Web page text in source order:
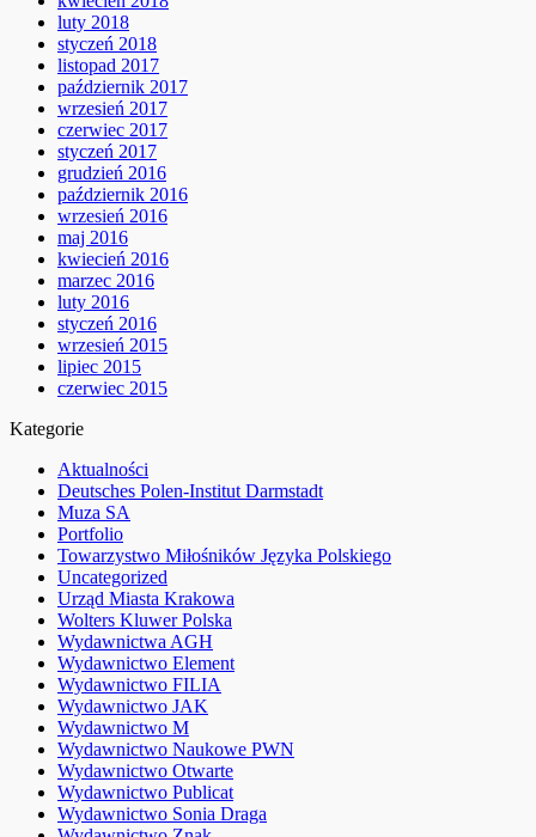
luty 2018
styczeń 2018
listopad 2017
październik 2017
wrzesień 2017
czerwiec 2017
styczeń 2017
grudzień 2016
październik 2016
wrzesień 2016
maj 2016
kwiecień 2016
marzec 2016
luty 2016
styczeń 2016
wrzesień 2015
lipiec 2015
czerwiec 2015
Kategorie
Aktualności
Deutsches Polen-Institut Darmstadt
Muza SA
Portfolio
Towarzystwo Miłośników Języka Polskiego
Uncategorized
Urząd Miasta Krakowa
Wolters Kluwer Polska
Wydawnictwa AGH
Wydawnictwo Element
Wydawnictwo FILIA
Wydawnictwo JAK
Wydawnictwo M
Wydawnictwo Naukowe PWN
Wydawnictwo Otwarte
Wydawnictwo Publicat
Wydawnictwo Sonia Draga